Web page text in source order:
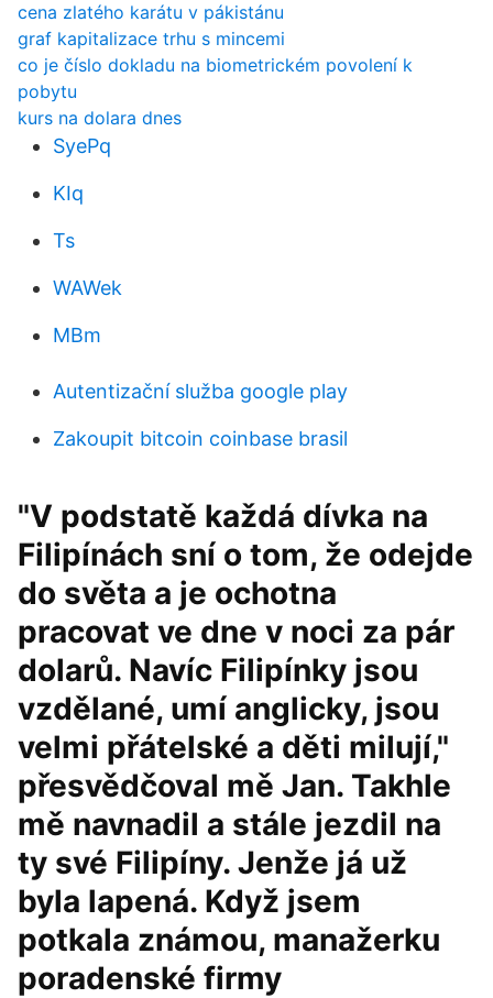
cena zlatého karátu v pákistánu
graf kapitalizace trhu s mincemi
co je číslo dokladu na biometrickém povolení k
pobytu
kurs na dolara dnes
SyePq
KIq
Ts
WAWek
MBm
Autentizační služba google play
Zakoupit bitcoin coinbase brasil
"V podstatě každá dívka na
Filipínách sní o tom, že odejde
do světa a je ochotna
pracovat ve dne v noci za pár
dolarů. Navíc Filipínky jsou
vzdělané, umí anglicky, jsou
velmi přátelské a děti milují,"
přesvědčoval mě Jan. Takhle
mě navnadil a stále jezdil na
ty své Filipíny. Jenže já už
byla lapená. Když jsem
potkala známou, manažerku
poradenské firmy